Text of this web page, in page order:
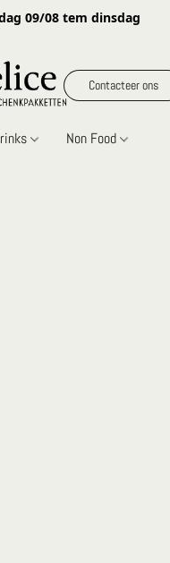
09/08 tem dinsdag
Contacteer ons
Non Food